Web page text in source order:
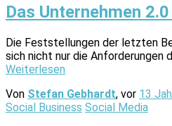
Das Unternehmen
Die Feststellungen der letzten
sich nicht nur die Anforderungen
Weiterlesen
Von Stefan Gebhardt, vor 13
Social Business Social Media